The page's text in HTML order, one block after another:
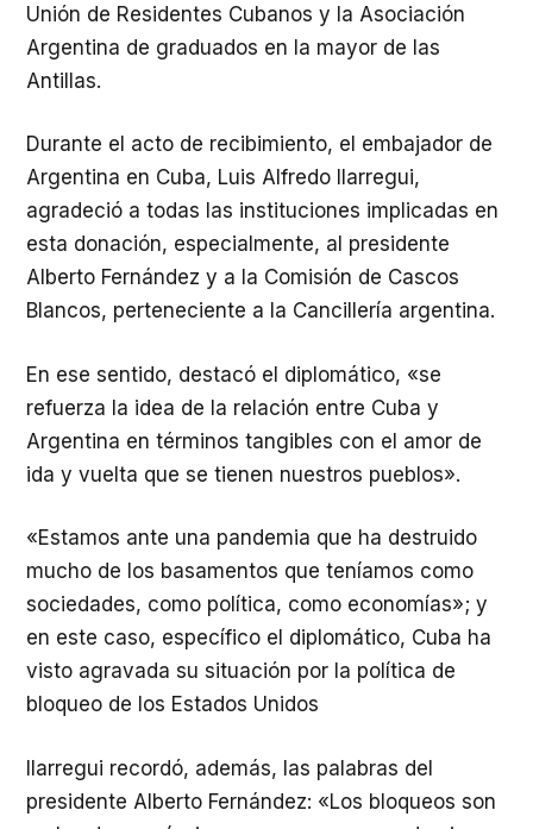
Unión de Residentes Cubanos y la Asociación
Argentina de graduados en la mayor de las
Antillas.
Durante el acto de recibimiento, el embajador de
Argentina en Cuba, Luis Alfredo Ilarregui,
agradeció a todas las instituciones implicadas en
esta donación, especialmente, al presidente
Alberto Fernández y a la Comisión de Cascos
Blancos, perteneciente a la Cancillería argentina.
En ese sentido, destacó el diplomático, «se
refuerza la idea de la relación entre Cuba y
Argentina en términos tangibles con el amor de
ida y vuelta que se tienen nuestros pueblos».
«Estamos ante una pandemia que ha destruido
mucho de los basamentos que teníamos como
sociedades, como política, como economías»; y
en este caso, específico el diplomático, Cuba ha
visto agravada su situación por la política de
bloqueo de los Estados Unidos
Ilarregui recordó, además, las palabras del
presidente Alberto Fernández: «Los bloqueos son